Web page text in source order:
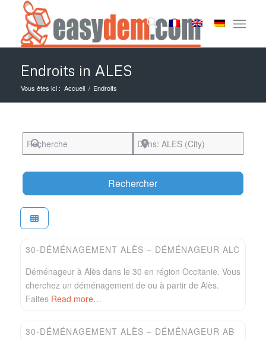
Endroits in ALES
Vous êtes ici : Accueil / Endroits
Recherche Près de
RechercherSearch
Easydem
30-DÉMÉNAGEMENT ALÈS – DÉMÉNAGEUR ALC
Déménageur à Alès dans le 30 en région Occitanie. Vous
cherchez un déménagement de ou à partir de Alès.
Faites Read more…
30-DÉMÉNAGEMENT ALÈS – DÉMÉNAGEUR AB